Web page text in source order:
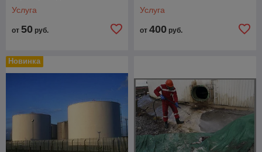
Услуга
от 50 руб.
Услуга
от 400 руб.
Новинка